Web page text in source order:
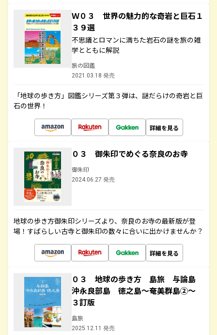
Ｗ０３ 世界の魅力的な奇岩と巨石１
３９選
不思議とロマンに満ちた岩石の謎を旅の雑
学とともに解説
旅の図鑑
2021.03.18 発売
「地球の歩き方」図鑑シリーズ第３弾は、謎だらけの奇岩と巨
石の世界！
詳細を見る
０３ 御朱印でめぐる奈良のお寺
御朱印
2024.06.27 発売
地球の歩き方御朱印シリーズより、奈良のお寺の最新版が登
場！すばらしい古寺と御朱印の数々に合いに出かけませんか？
詳細を見る
０３ 地球の歩き方 島旅 与論島
沖永良部島 徳之島～奄美群島②～
３訂版
島旅
2025.12.11 発売